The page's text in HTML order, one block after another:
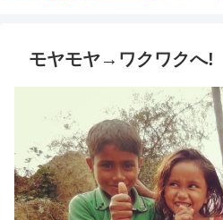
モヤモヤ→ワクワクへ!